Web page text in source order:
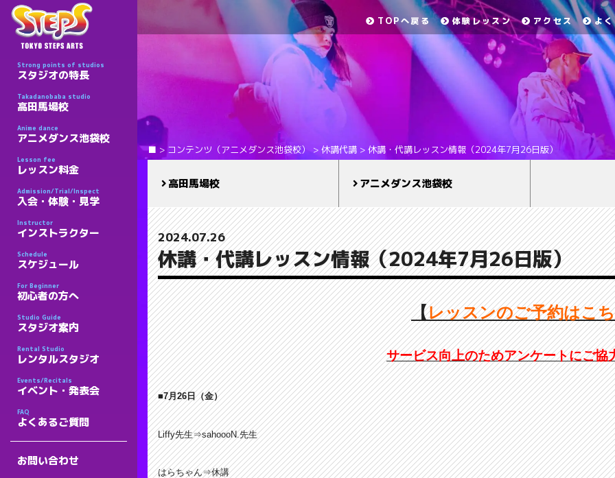
Strong points of studios
スタジオの特長
Takadanobaba studio
高田馬場校
Anime dance
アニメダンス池袋校
Lesson fee
レッスン料金
Admission/Trial/Inspect
入会・体験・見学
Instructor
インストラクター
Schedule
スケジュール
For Beginner
初心者の方へ
Studio Guide
スタジオ案内
Rental Studio
レンタルスタジオ
Events/Recitals
イベント・発表会
FAQ
よくあるご質問
お問い合わせ
TOPへ戻る 体験レッスン アクセス よ
■> コンテンツ（アニメダンス池袋校）> 休講代講 > 休講・代講レッスン情報（2024年7月26日版）
高田馬場校 アニメダンス池袋校
2024.07.26
休講・代講レッスン情報（2024年7月26日版）
【レッスンのご予約はこ
サービス向上のためアンケートにご協
■7月26日（金）
Liffy先生⇒sahoooN.先生
はらちゃん⇒休講